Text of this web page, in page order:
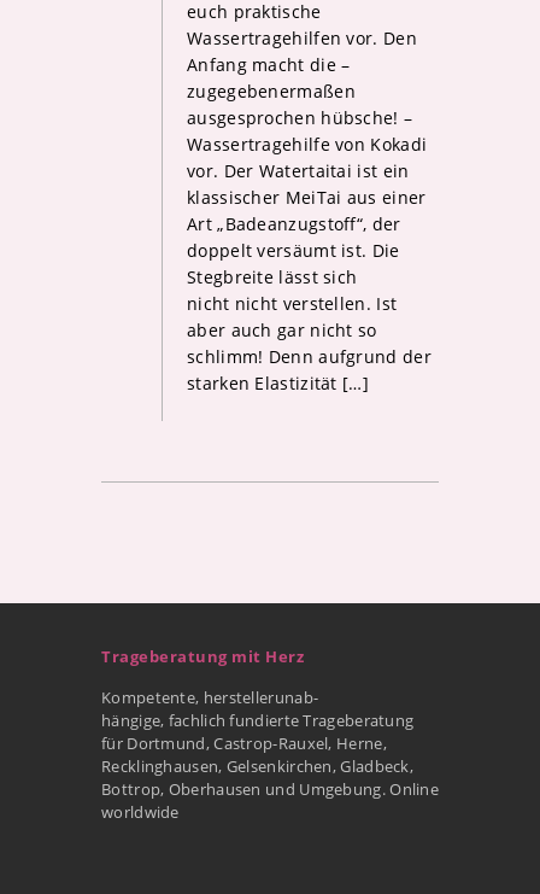
euch praktische
Wassertragehilfen vor. Den
Anfang macht die –
zugegebenermaßen
ausgesprochen hübsche! –
Wassertragehilfe von Kokadi
vor. Der Watertaitai ist ein
klassischer MeiTai aus einer
Art „Badeanzugstoff“, der
doppelt versäumt ist. Die
Stegbreite lässt sich
nicht nicht verstellen. Ist
aber auch gar nicht so
schlimm! Denn aufgrund der
starken Elastizität […]
Trageberatung mit Herz
Kompetente, herstellerunab-
hängige, fachlich fundierte Trageberatung
für Dortmund, Castrop-Rauxel, Herne,
Recklinghausen, Gelsenkirchen, Gladbeck,
Bottrop, Oberhausen und Umgebung. Online
worldwide